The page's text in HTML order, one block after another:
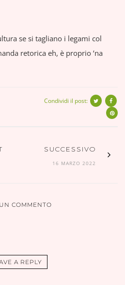
se si tagliano i legami col
retorica eh, è proprio ‘na
Condividi il post:
SUCCESSIVO
16 MARZO 2022
COMMENTO
A REPLY